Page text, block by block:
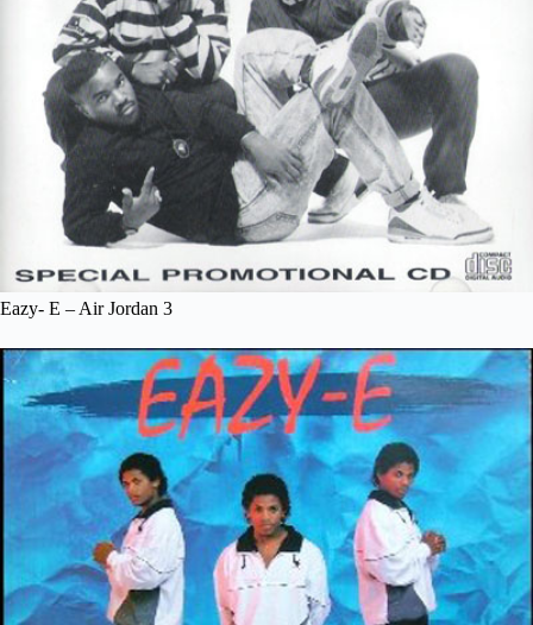
Eazy- E – Air Jordan 3